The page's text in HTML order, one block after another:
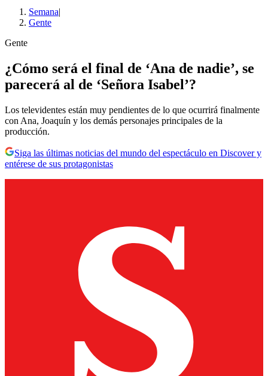
Semana|
Gente
Gente
¿Cómo será el final de ‘Ana de nadie’, se
parecerá al de ‘Señora Isabel’?
Los televidentes están muy pendientes de lo que ocurrirá finalmente
con Ana, Joaquín y los demás personajes principales de la
producción.
Siga las últimas noticias del mundo del espectáculo en Discover y
entérese de sus protagonistas